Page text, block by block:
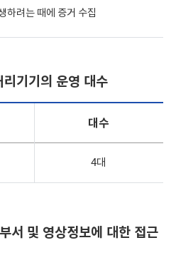
하려는 때에 증거 수집
기기의 운영 대수
대수
4대
서 및 영상정보에 대한 접근